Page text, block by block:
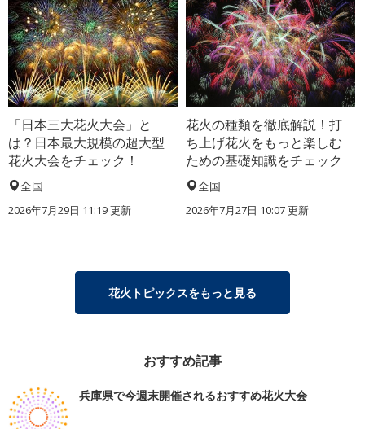
「日本三大花火大会」と
は？日本最大規模の超大型
花火大会をチェック！
全国
2026年7月29日 11:19 更新
花火の種類を徹底解説！打
ち上げ花火をもっと楽しむ
ための基礎知識をチェック
全国
2026年7月27日 10:07 更新
花火トピックスをもっと見る
おすすめ記事
兵庫県で今週末開催されるおすすめ花火大会